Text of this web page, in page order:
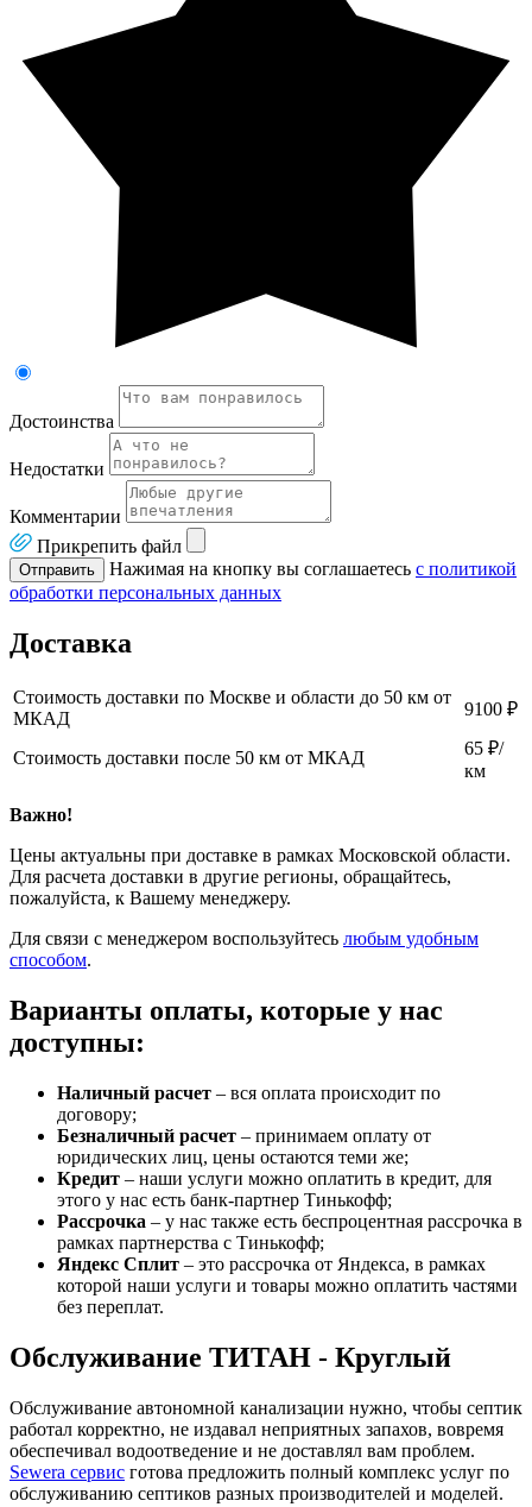
Достоинства
Недостатки
Комментарии
Прикрепить файл
Отправить Нажимая на кнопку вы соглашаетесь с политикой
обработки персональных данных
Доставка
Стоимость доставки по Москве и области до 50 км от
МКАД
9100 ₽
Стоимость доставки после 50 км от МКАД
65 ₽/
км
Важно!
Цены актуальны при доставке в рамках Московской области.
Для расчета доставки в другие регионы, обращайтесь,
пожалуйста, к Вашему менеджеру.
Для связи с менеджером воспользуйтесь любым удобным
способом.
Варианты оплаты, которые у нас
доступны:
Наличный расчет – вся оплата происходит по
договору;
Безналичный расчет – принимаем оплату от
юридических лиц, цены остаются теми же;
Кредит – наши услуги можно оплатить в кредит, для
этого у нас есть банк-партнер Тинькофф;
Рассрочка – у нас также есть беспроцентная рассрочка в
рамках партнерства с Тинькофф;
Яндекс Сплит – это рассрочка от Яндекса, в рамках
которой наши услуги и товары можно оплатить частями
без переплат.
Обслуживание ТИТАН - Круглый
Обслуживание автономной канализации нужно, чтобы септик
работал корректно, не издавал неприятных запахов, вовремя
обеспечивал водоотведение и не доставлял вам проблем.
Sewera сервис готова предложить полный комплекс услуг по
обслуживанию септиков разных производителей и моделей.